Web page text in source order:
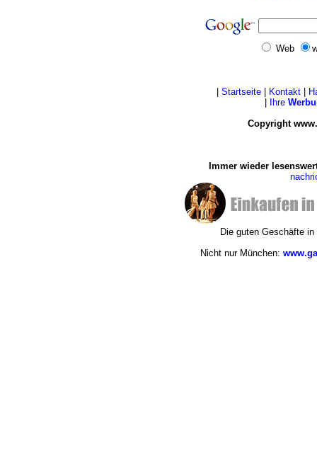
Web
Startseite| Kontakt|
Ihre
Copyright
Immer wieder
Die guten Geschäfte
Nicht nur München: